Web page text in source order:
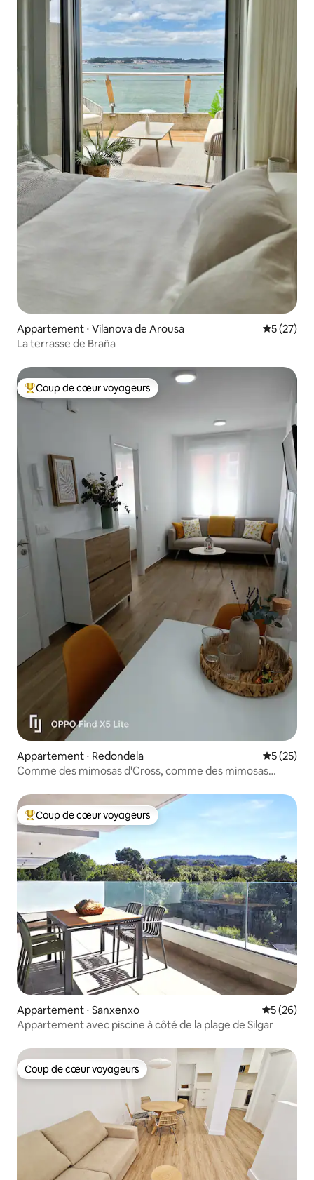
Appartement ⋅ Vilanova de Arousa
5 (27)
La terrasse de Braña
Coups de cœur voyageurs les plus appréciés
Coup de cœur voyageurs
Appartement ⋅ Redondela
5 (25)
Comme des mimosas d'Cross, comme des mimosas
Coups de cœur voyageurs les plus appréciés
Coup de cœur voyageurs
Appartement ⋅ Sanxenxo
5 (26)
Appartement avec piscine à côté de la plage de Silgar
Coup de cœur voyageurs
Coup de cœur voyageurs